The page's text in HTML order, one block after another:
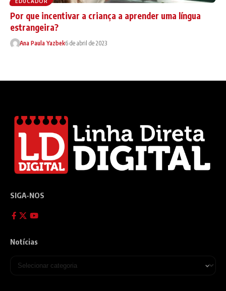
Por que incentivar a criança a aprender uma língua
estrangeira?
Ana Paula Yazbek6 de abril de 2023
SIGA-NOS
Notícias